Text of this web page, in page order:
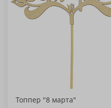
Топпер "8 марта"